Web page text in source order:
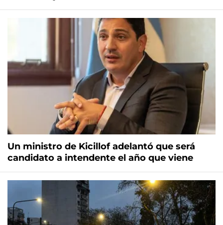
Un ministro de Kicillof adelantó que será
candidato a intendente el año que viene